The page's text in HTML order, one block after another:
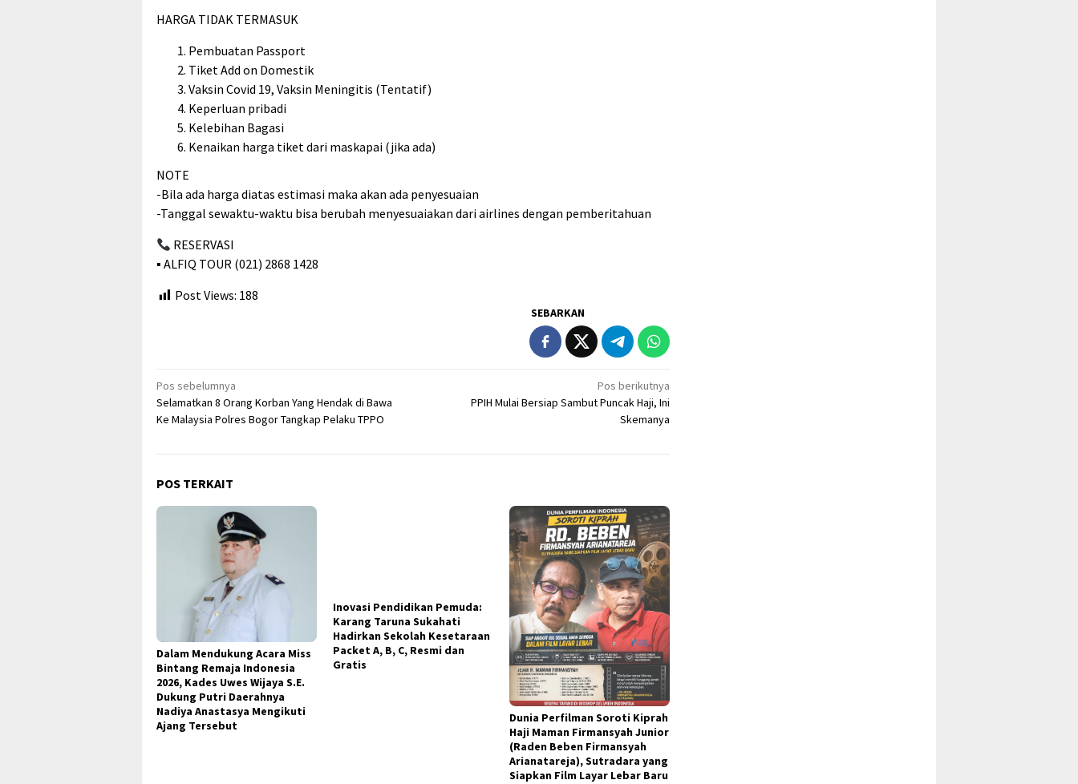
HARGA TIDAK TERMASUK
Pembuatan Passport
Tiket Add on Domestik
Vaksin Covid 19, Vaksin Meningitis (Tentatif)
Keperluan pribadi
Kelebihan Bagasi
Kenaikan harga tiket dari maskapai (jika ada)
NOTE
-Bila ada harga diatas estimasi maka akan ada penyesuaian
-Tanggal sewaktu-waktu bisa berubah menyesuaiakan dari airlines dengan pemberitahuan
RESERVASI
▪︎ ALFIQ TOUR (021) 2868 1428
Post Views: 188
SEBARKAN
Navigasi
pos
Pos sebelumnya
Selamatkan 8 Orang Korban Yang Hendak di Bawa
Ke Malaysia Polres Bogor Tangkap Pelaku TPPO
Pos berikutnya
PPIH Mulai Bersiap Sambut Puncak Haji, Ini
Skemanya
POS TERKAIT
Dalam Mendukung Acara Miss
Bintang Remaja Indonesia
2026, Kades Uwes Wijaya S.E.
Dukung Putri Daerahnya
Nadiya Anastasya Mengikuti
Ajang Tersebut
Dunia Perfilman Soroti Kiprah
Haji Maman Firmansyah Junior
(Raden Beben Firmansyah
Arianatareja), Sutradara yang
Siapkan Film Layar Lebar Baru